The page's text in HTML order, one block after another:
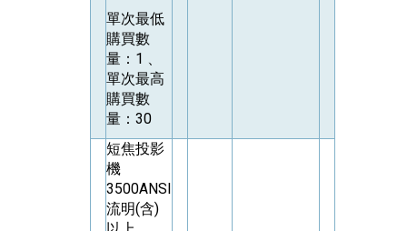
單次最低
購買數
量：1 、
單次最高
購買數
量：30
短焦投影
機
3500ANSI
流明(含)